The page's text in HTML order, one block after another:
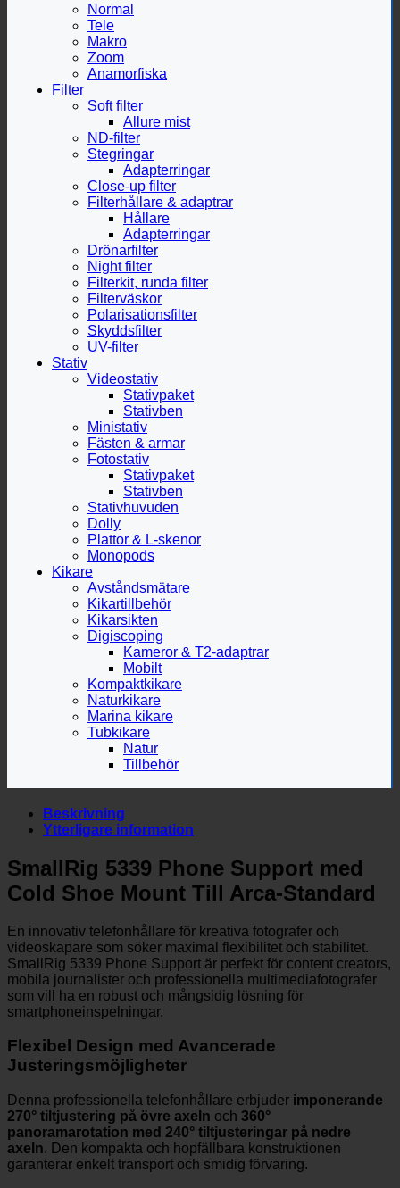
Normal
Tele
Makro
Zoom
Anamorfiska
Filter
Soft filter
Allure mist
ND-filter
Stegringar
Adapterringar
Close-up filter
Filterhållare & adaptrar
Hållare
Adapterringar
Drönarfilter
Night filter
Filterkit, runda filter
Filterväskor
Polarisationsfilter
Skyddsfilter
UV-filter
Stativ
Videostativ
Stativpaket
Stativben
Ministativ
Fästen & armar
Fotostativ
Stativpaket
Stativben
Stativhuvuden
Dolly
Plattor & L-skenor
Monopods
Kikare
Avståndsmätare
Kikartillbehör
Kikarsikten
Digiscoping
Kameror & T2-adaptrar
Mobilt
Kompaktkikare
Naturkikare
Marina kikare
Tubkikare
Natur
Tillbehör
Beskrivning
Ytterligare information
SmallRig 5339 Phone Support med
Cold Shoe Mount Till Arca-Standard
En innovativ telefonhållare för kreativa fotografer och
videoskapare som söker maximal flexibilitet och stabilitet.
SmallRig 5339 Phone Support är perfekt för content creators,
mobila journalister och professionella multimediafotografer
som vill ha en robust och mångsidig lösning för
smartphoneinspelningar.
Flexibel Design med Avancerade
Justeringsmöjligheter
Denna professionella telefonhållare erbjuder imponerande
270° tiltjustering på övre axeln och 360°
panoramarotation med 240° tiltjusteringar på nedre
axeln. Den kompakta och hopfällbara konstruktionen
garanterar enkelt transport och smidig förvaring.